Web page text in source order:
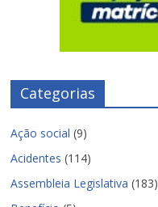
Categorias
Ação social (9)
Acidentes (114)
Assembleia Legislativa (183)